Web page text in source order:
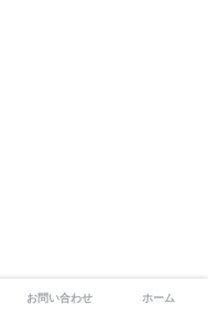
お問い合わせ ホーム